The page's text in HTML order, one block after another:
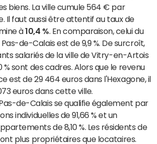
biens. La ville cumule 564 € par
Il faut aussi être attentif au taux de
à10,4 % . En comparaison, celui du
de-Calais est de 9,9 %. De surcroît,
salariés de la ville de Vitry-en-Artois
% sont des cadres. Alors que le revenu
est de 29 464 euros dans l'Hexagone, il
euros dans cette ville.
de-Calais se qualifie également par
individuelles de 91,66 % et un
de 8,10 %. Les résidents de
plus propriétaires que locataires.